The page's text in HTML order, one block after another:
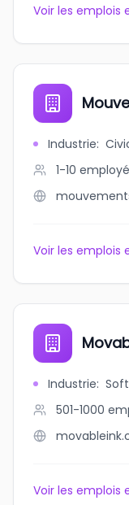
Voir les emplois
Industrie:
1-10
Voir les emplois
Industrie:
501-1000
Voir les emplois